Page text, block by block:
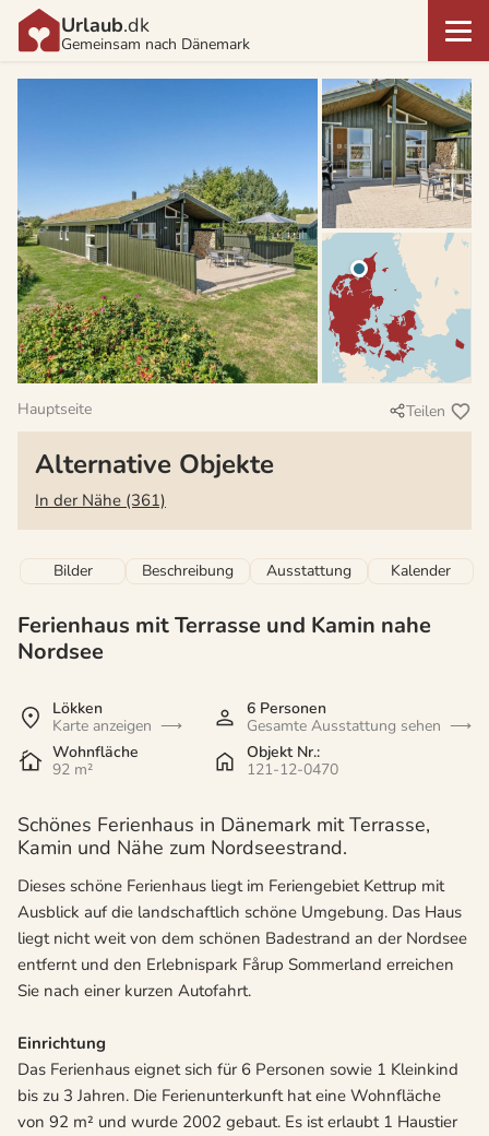
Urlaub.dk
Gemeinsam nach Dänemark
Hauptseite Teilen
Alternative Objekte
In der Nähe (361)
Bilder Beschreibung Ausstattung Kalender
Ferienhaus mit Terrasse und Kamin nahe
Nordsee
Lökken
Karte anzeigen
6 Personen
Gesamte Ausstattung sehen
Wohnfläche
92 m²
Objekt Nr.:
121-12-0470
Schönes Ferienhaus in Dänemark mit Terrasse,
Kamin und Nähe zum Nordseestrand.
Dieses schöne Ferienhaus liegt im Feriengebiet Kettrup mit
Ausblick auf die landschaftlich schöne Umgebung. Das Haus
liegt nicht weit von dem schönen Badestrand an der Nordsee
entfernt und den Erlebnispark Fårup Sommerland erreichen
Sie nach einer kurzen Autofahrt.
Einrichtung
Das Ferienhaus eignet sich für 6 Personen sowie 1 Kleinkind
bis zu 3 Jahren. Die Ferienunterkunft hat eine Wohnfläche
von 92 m² und wurde 2002 gebaut. Es ist erlaubt 1 Haustier